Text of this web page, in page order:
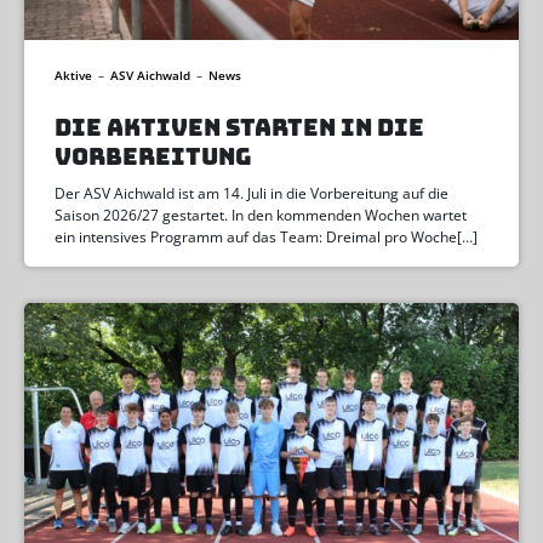
Aktive – ASV Aichwald – News
DIE AKTIVEN STARTEN IN DIE
VORBEREITUNG
Der ASV Aichwald ist am 14. Juli in die Vorbereitung auf die
Saison 2026/27 gestartet. In den kommenden Wochen wartet
ein intensives Programm auf das Team: Dreimal pro Woche[…]